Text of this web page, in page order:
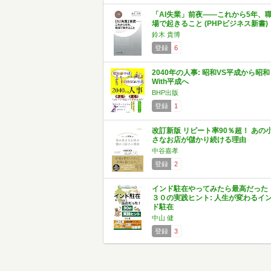
「AI失業」前夜――これから5年、
場で起きること (PHPビジネス新書)
鈴木 貴博
登録
6
2040年の人事: 昭和VS平成から昭和
With平成へ
BHP出版
登録
1
改訂新版 リピート率90％超！ あの
さなお店が儲かり続ける理由
中谷嘉孝
登録
2
インド駐在やってみたら最高だった
３０の実践ヒント: 人生が変わるイ
ド駐在
中山 健
登録
3